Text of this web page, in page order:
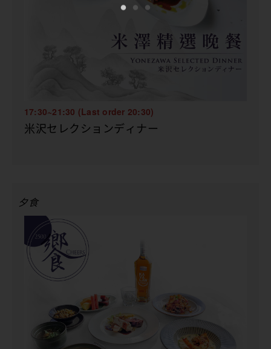
17:30~21:30 (Last order 20:30)
米沢セレクションディナー
夕食